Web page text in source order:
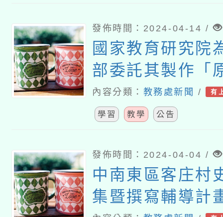
發佈時間：2024-04-14 /
國家教育研究院
部委託其製作「
要歷史事件」補
內容分類： 教務處新聞 / 有
學習 教學 公告
發佈時間：2024-04-04 /
中南東區客庄村
集暨撰寫輔導計